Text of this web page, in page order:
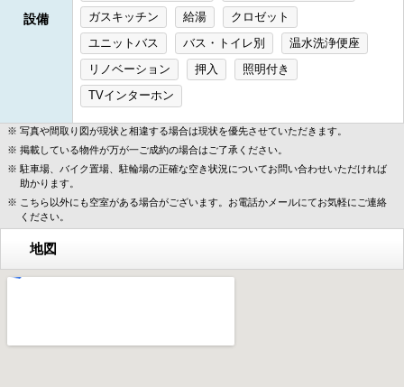
設備 ガスキッチン 給湯
クロゼット
ユニットバス
バス・トイレ別
温水洗浄便座
リノベーション
押入
照明付き
TVインターホン
写真や間取り図が現状と相違する場合は現状を優先させていただきます。
掲載している物件が万が一ご成約の場合はご了承ください。
駐車場、バイク置場、駐輪場の正確な空き状況についてお問い合わせいただければ
助かります。
こちら以外にも空室がある場合がございます。お電話かメールにてお気軽にご連絡
ください。
地図